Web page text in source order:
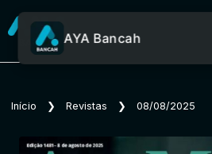
Sobre o
AYA Bancah
Início ❯ Revistas ❯ 08/08/2025